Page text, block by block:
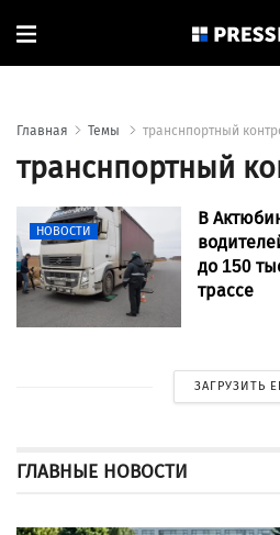
Главная Темы транснпортный
транснпортный
НОВОСТИ
В
до 150
трассе
ЗАГРУЗИТЬ
ГЛАВНЫЕ НОВОСТИ